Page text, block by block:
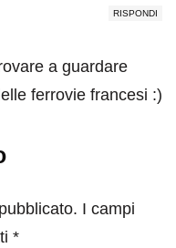
RISPONDI
a guardare
ferrovie francesi :)
I campi
*